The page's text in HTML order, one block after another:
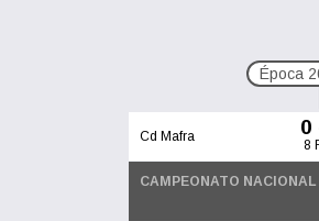
Época
Cd Mafra 0
8
CAMPEONATO